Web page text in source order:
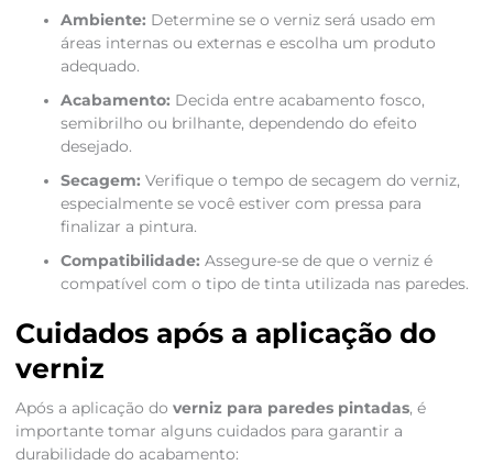
Ambiente: Determine se o verniz será usado em
áreas internas ou externas e escolha um produto
adequado.
Acabamento: Decida entre acabamento fosco,
semibrilho ou brilhante, dependendo do efeito
desejado.
Secagem: Verifique o tempo de secagem do verniz,
especialmente se você estiver com pressa para
finalizar a pintura.
Compatibilidade: Assegure-se de que o verniz é
compatível com o tipo de tinta utilizada nas paredes.
Cuidados após a aplicação do
verniz
Após a aplicação do verniz para paredes pintadas, é
importante tomar alguns cuidados para garantir a
durabilidade do acabamento: